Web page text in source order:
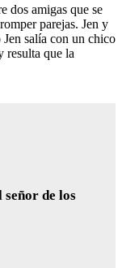
dos amigas que se
parejas. Jen y
salía con un chico
resulta que la
señor de los